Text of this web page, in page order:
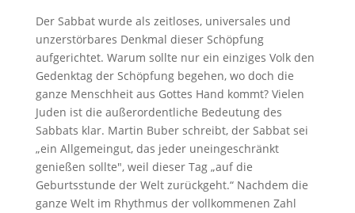
Der Sabbat wurde als zeitloses, universales und
unzerstörbares Denkmal dieser Schöpfung
aufgerichtet. Warum sollte nur ein einziges Volk den
Gedenktag der Schöpfung begehen, wo doch die
ganze Menschheit aus Gottes Hand kommt? Vielen
Juden ist die außerordentliche Bedeutung des
Sabbats klar. Martin Buber schreibt, der Sabbat sei
„ein Allgemeingut, das jeder uneingeschränkt
genießen sollte", weil dieser Tag „auf die
Geburtsstunde der Welt zurückgeht.“ Nachdem die
ganze Welt im Rhythmus der vollkommenen Zahl